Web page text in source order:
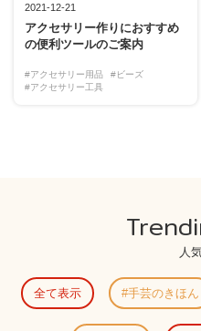
2021-12-21
アクセサリー作りにおすすめ
の便利ツールのご案内
#アクセサリー用品
#ビーズ
#アクセサリー工具
人
全て表示 手芸のきほん